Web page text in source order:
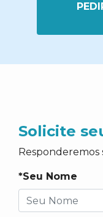
Solicite
Responderemos
*Seu Nome